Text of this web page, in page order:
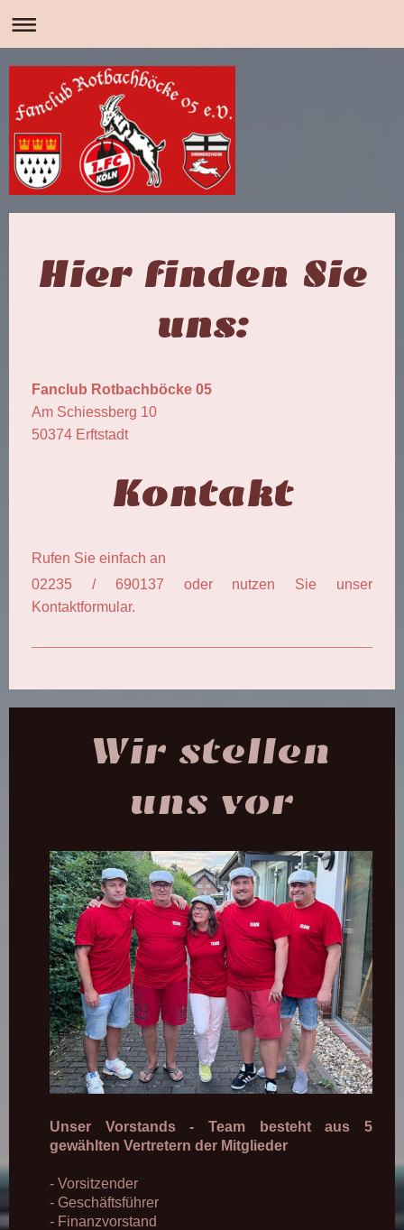
Hier finden Sie
uns:
Fanclub Rotbachböcke 05
Am Schiessberg 10
50374 Erftstadt
Kontakt
Rufen Sie einfach an
02235 / 690137 oder nutzen Sie unser
Kontaktformular.
Wir stellen
uns vor
Unser Vorstands - Team besteht aus 5
gewählten Vertretern der Mitglieder
- Vorsitzender
- Geschäftsführer
- Finanzvorstand